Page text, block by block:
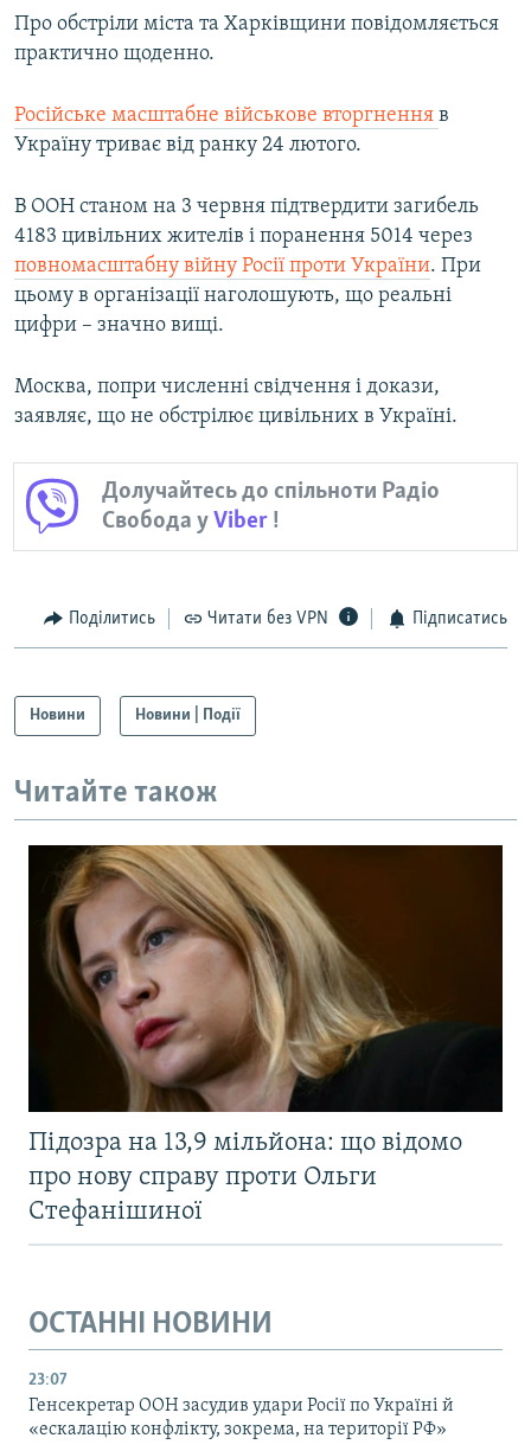
Про обстріли міста та Харківщини повідомляється
практично щоденно.
Російське масштабне військове вторгнення в
Україну триває від ранку 24 лютого.
В ООН станом на 3 червня підтвердити загибель
4183 цивільних жителів і поранення 5014 через
повномасштабну війну Росії проти України. При
цьому в організації наголошують, що реальні
цифри – значно вищі.
Москва, попри численні свідчення і докази,
заявляє, що не обстрілює цивільних в Україні.
Долучайтесь до спільноти Радіо
Свобода уViber !
Поділитись Читати без VPN Підписатись
Новини Новини | Події
Читайте також
Підозра на 13,9 мільйона: що відомо
про нову справу проти Ольги
Стефанішиної
ОСТАННІ НОВИНИ
23:07
Генсекретар ООН засудив удари Росії по Україні й
«ескалацію конфлікту, зокрема, на території РФ»